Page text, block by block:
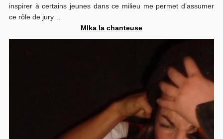
inspirer à certains jeunes dans ce milieu me permet d’assumer
ce rôle de jury…
Mlka la chanteuse